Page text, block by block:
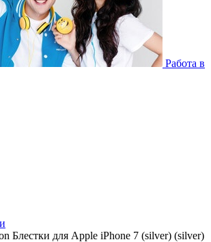
Работа в
Блестки для Apple iPhone 7 (silver) (silver)